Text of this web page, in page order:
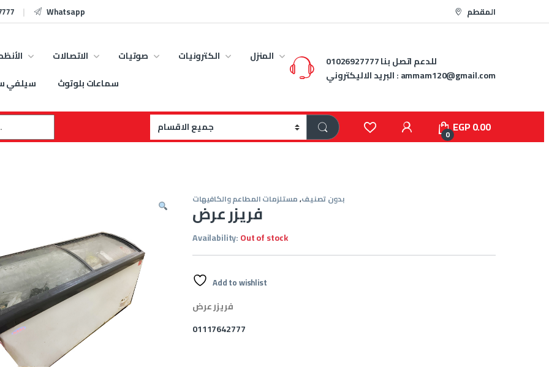
Whatsapp المقطم
الاتصالات صوتيات الكترونيات
المنزل
سيلفي
سماعات بلوتوث
للدعم اتصل بنا01026927777
البريد الاليكتروني :ammam120@gmail.com
0 EGP0.00
بدون تصنيف,مستلزمات المطاعم والكافيهات
فريزر عرض
Availability:Out of stock
Add to wishlist
فريزر عرض
01117642777